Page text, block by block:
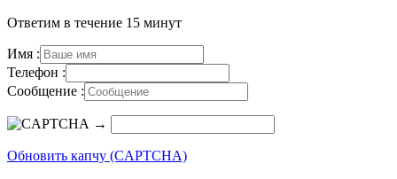
Ответим в течение 15 минут
Имя :
Телефон :
Сообщение :
→
Обновить капчу (CAPTCHA)